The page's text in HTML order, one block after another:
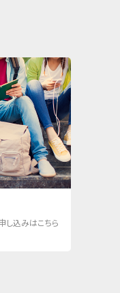
し込みはこちら